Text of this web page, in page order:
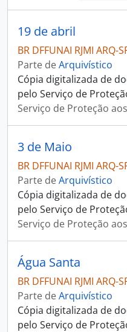
19 de abril
BR DFFUNAI RJMI ARQ-
Parte deArquivístico
Cópia digitalizada de
pelo Serviço de
Serviço de Proteção
3 de Maio
BR DFFUNAI RJMI ARQ-
Parte deArquivístico
Cópia digitalizada de
pelo Serviço de
Serviço de Proteção
Água Santa
BR DFFUNAI RJMI ARQ-
Parte deArquivístico
Cópia digitalizada de
pelo Serviço de